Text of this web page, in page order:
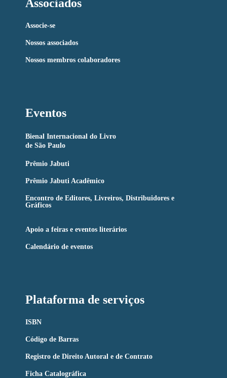
Associados
Associe-se
Nossos associados
Nossos membros colaboradores
Eventos
Bienal Internacional do Livro
de São Paulo
Prêmio Jabuti
Prêmio Jabuti Acadêmico
Encontro de Editores, Livreiros, Distribuidores e
Gráficos
Apoio a feiras e eventos literários
Calendário de eventos
Plataforma de serviços
ISBN
Código de Barras
Registro de Direito Autoral e de Contrato
Ficha Catalográfica